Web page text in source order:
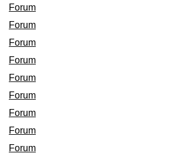
Forum
Forum
Forum
Forum
Forum
Forum
Forum
Forum
Forum